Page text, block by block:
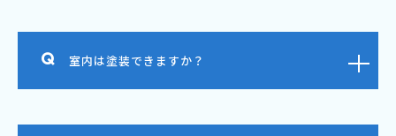
室内は塗装できますか？